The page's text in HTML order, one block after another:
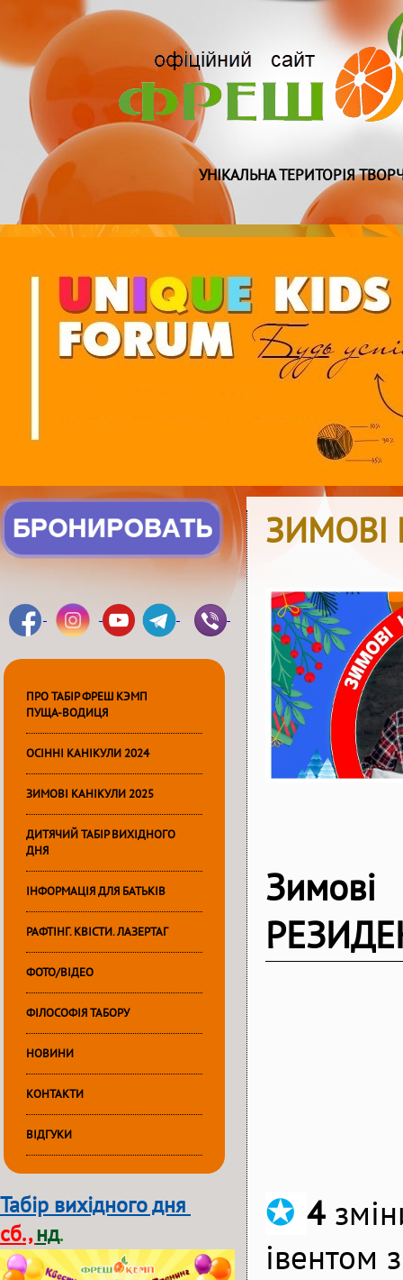
УНІКАЛЬНА ТЕРИТОРІЯ
ПРО ТАБІР ФРЕШ КЭМП
ПУЩА-ВОДИЦЯ
ОСІННІ КАНІКУЛИ 2024
ЗИМОВІ КАНІКУЛИ 2025
ДИТЯЧИЙ ТАБІР ВИХІДНОГО
ДНЯ
ІНФОРМАЦІЯ ДЛЯ БАТЬКІВ
РАФТІНГ. КВІСТИ. ЛАЗЕРТАГ
ФОТО/ВІДЕО
ФІЛОСОФІЯ ТАБОРУ
НОВИНИ
КОНТАКТИ
ВІДГУКИ
Табір вихідного дня
сб.,нд.
ЗИМОВІ
✪ 4
івентом